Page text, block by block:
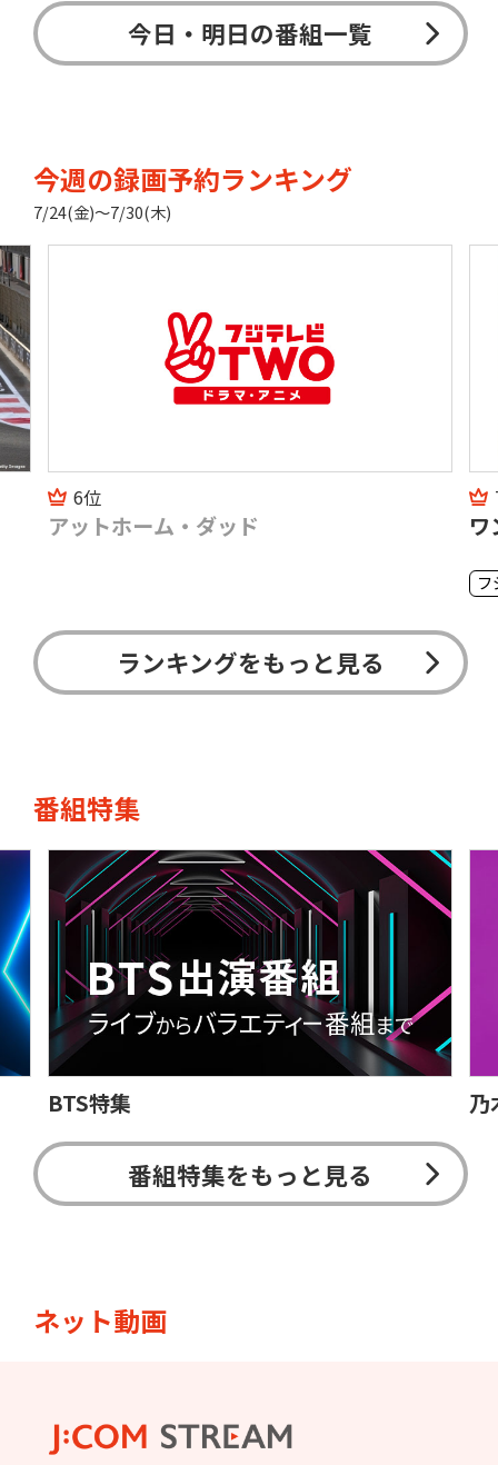
今日・明日の番組一覧
今週の録画予約ランキング
7/24(金)〜7/30(木)
6位
アットホーム・ダッド ワ
ランキングをもっと見る
番組特集
乃木坂46 放送予定 日
番組特集をもっと見る
ネット動画